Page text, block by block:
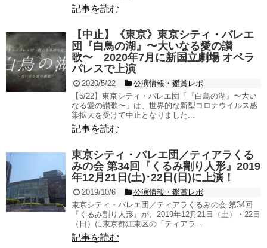
記事を読む
【中止】《東京》東京シティ・バレエ
団『白鳥の湖』〜大いなる愛の讃
歌〜 2020年7月に新国立劇場 オペラ
パレスで上演
2020/5/22
公演情報・鑑賞レポ
【5/22】東京シティ・バレエ団「『白鳥の湖』〜大い
なる愛の讃歌〜」は、世界的な新型コロナウイルス感
染拡大を受けて中止となりました...
記事を読む
東京シティ・バレエ団／ティアラくる
みの会 第34回『くるみ割り人形』2019
年12月21日(土)･22日(日)に上演！
2019/10/6
公演情報・鑑賞レポ
東京シティ・バレエ団／ティアラくるみの会 第34回
『くるみ割り人形』が、2019年12月21日（土）・22日
（日）に東京都江東区の「ティアラ...
記事を読む